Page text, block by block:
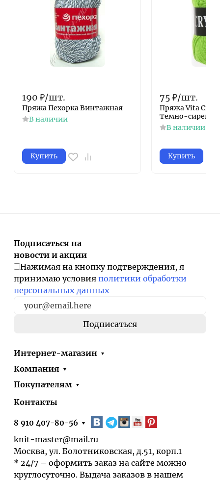
190 ₽/шт.
Пряжа Пехорка Винтажная
В наличии
Купить
75 ₽/шт.
Пряжа Vita
Темно-
В наличии
Купить
Подписаться на
новости и акции
Нажимая на кнопку подтверждения, я
принимаю условия политики обработки
персональных данных
Интернет-магазин
Компания
Покупателям
Контакты
8 910 407-80-56
knit-master@mail.ru
Москва, ул. Болотниковская, д.51, корп.1
* 24/7 – оформить заказ на сайте можно
круглосуточно. Выдача заказов в нашем